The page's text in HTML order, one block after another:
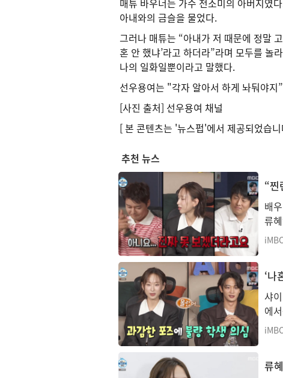
매튜 바우너는 가수 전소미의 아버지였
아내와의 금슬을 물었다.
그러나 매튜는 “아내가 저 때문에 정말
혼 안 했냐’라고 하더라”라며 모두를 놀
나의 일화일뿐이라고 말했다.
선우용여는 "각자 알아서 하게 놔둬야
[사진 출처] 선우용여 채널
[ 본 콘텐츠는 '뉴스펍'에서 제공되었습
추천 뉴스
“찐
배
류
‘나
샤
에
류